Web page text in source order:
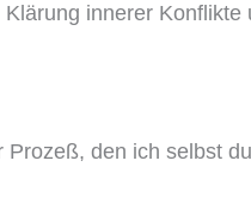
innerer Konflikte
den ich selbst